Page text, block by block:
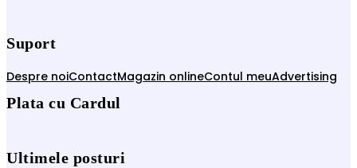
Suport
Despre noiContactMagazin onlineContul meuAdvertising
Plata cu Cardul
Ultimele posturi